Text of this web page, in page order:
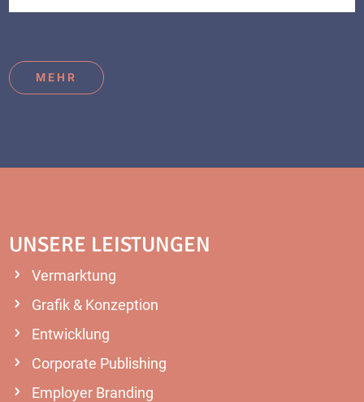
MEHR
UNSERE LEISTUNGEN
Vermarktung
Grafik & Konzeption
Entwicklung
Corporate Publishing
Employer Branding